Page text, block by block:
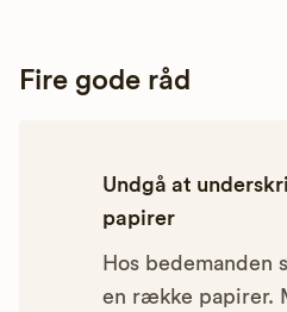
Fire gode råd
Undgå at
papirer
Hos bedemanden
en række papirer.